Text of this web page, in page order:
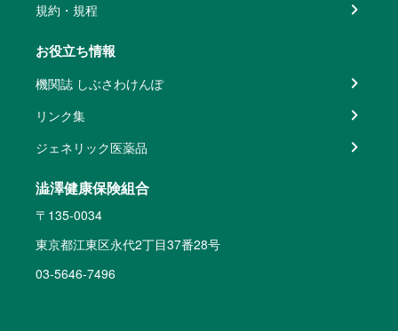
規約・規程
お役立ち情報
機関誌 しぶさわけんぽ
リンク集
ジェネリック医薬品
澁澤健康保険組合
〒135-0034
東京都江東区永代2丁目37番28号
03-5646-7496